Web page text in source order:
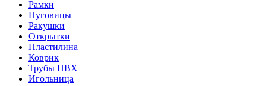
Рамки
Пуговицы
Ракушки
Открытки
Пластилина
Коврик
Трубы ПВХ
Игольница